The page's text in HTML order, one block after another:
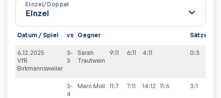
Einzel/Doppel
Datum / Spiel vs Gegner Sätze
6.12.2025
VfR
Birkmannsweiler
3-
3
Sarah
Trautwein
9:11 6:11 4:11 0:3
3-
4
Marc Moll 11:7 7:11 14:12 11:6 3:1